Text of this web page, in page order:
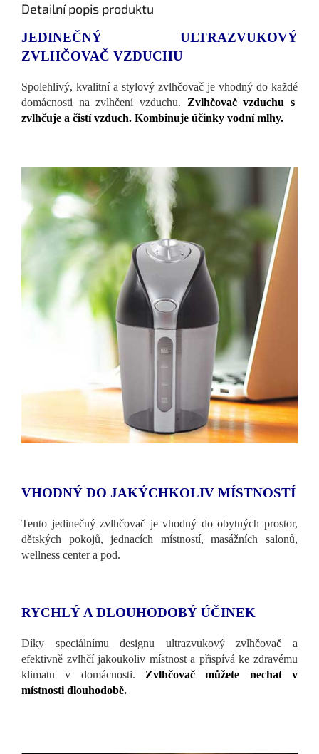
Detailní popis produktu
JEDINEČNÝ ULTRAZVUKOVÝ
ZVLHČOVAČ VZDUCHU
Spolehlivý, kvalitní a stylový zvlhčovač je vhodný do každé
domácnosti na zvlhčení vzduchu. Zvlhčovač vzduchu s
zvlhčuje a čistí vzduch. Kombinuje účinky vodní mlhy.
VHODNÝ DO JAKÝCHKOLIV MÍSTNOSTÍ
Tento jedinečný zvlhčovač je vhodný do obytných prostor,
dětských pokojů, jednacích místností, masážních salonů,
wellness center a pod.
RYCHLÝ A DLOUHODOBÝ ÚČINEK
Díky speciálnímu designu ultrazvukový zvlhčovač a
efektivně zvlhčí jakoukoliv místnost a přispívá ke zdravému
klimatu v domácnosti. Zvlhčovač můžete nechat v
místnosti dlouhodobě.